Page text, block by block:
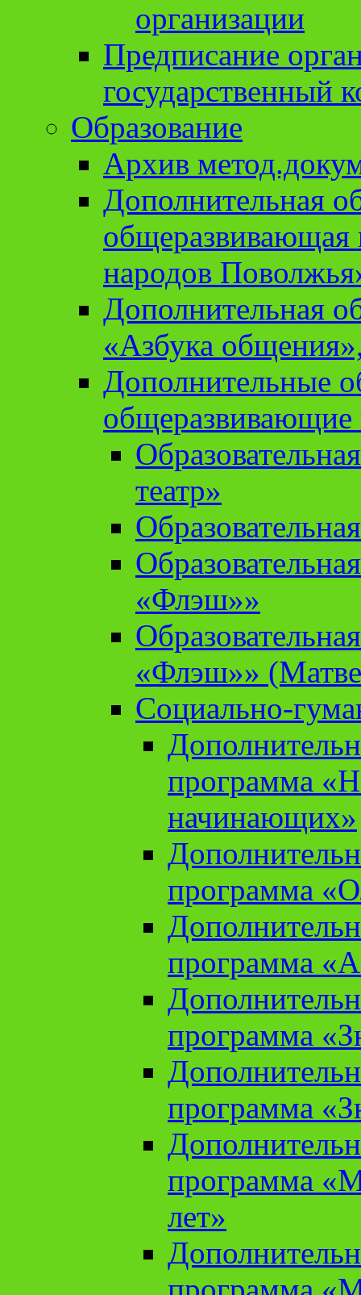
организации
Предписание
государственный
Образование
Архив
Дополнительная
народов
Дополнительная
«Азбука
Дополнительные
театр»
«Флэш»»
«Флэш»»
Социально-
программа
начинающих»
программа
программа
программа
программа
программа
лет»